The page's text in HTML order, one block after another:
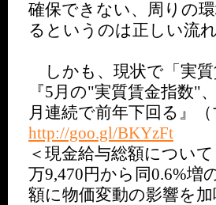
確保できない、周りの
るというのは正しい流
しかも、現状で「実
『5月の"実質賃金指数"
月連続で前年下回る』
http://goo.gl/BKYzFt
＜現金給与総額につい
万9,470円から同0.6%増
額に物価変動の影響を